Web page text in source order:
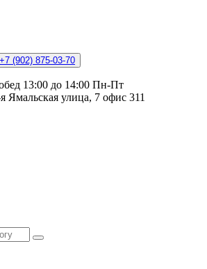
+7 (902) 875-03-70
13:00 до 14:00 Пн-Пт
Ямальская улица, 7 офис 311